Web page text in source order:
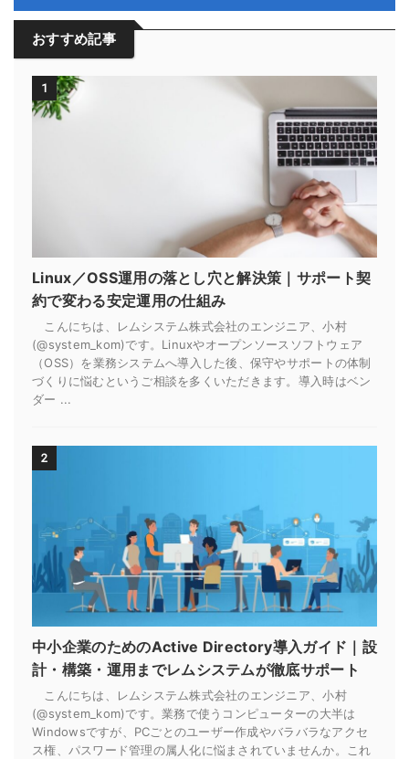
おすすめ記事
1
Linux／OSS運用の落とし穴と解決策｜サポート契
約で変わる安定運用の仕組み
こんにちは、レムシステム株式会社のエンジニア、小村
(@system_kom)です。Linuxやオープンソースソフトウェア
（OSS）を業務システムへ導入した後、保守やサポートの体制
づくりに悩むというご相談を多くいただきます。導入時はベン
ダー ...
2
中小企業のためのActive Directory導入ガイド｜設
計・構築・運用までレムシステムが徹底サポート
こんにちは、レムシステム株式会社のエンジニア、小村
(@system_kom)です。業務で使うコンピューターの大半は
Windowsですが、PCごとのユーザー作成やバラバラなアクセ
ス権、パスワード管理の属人化に悩まされていませんか。これ